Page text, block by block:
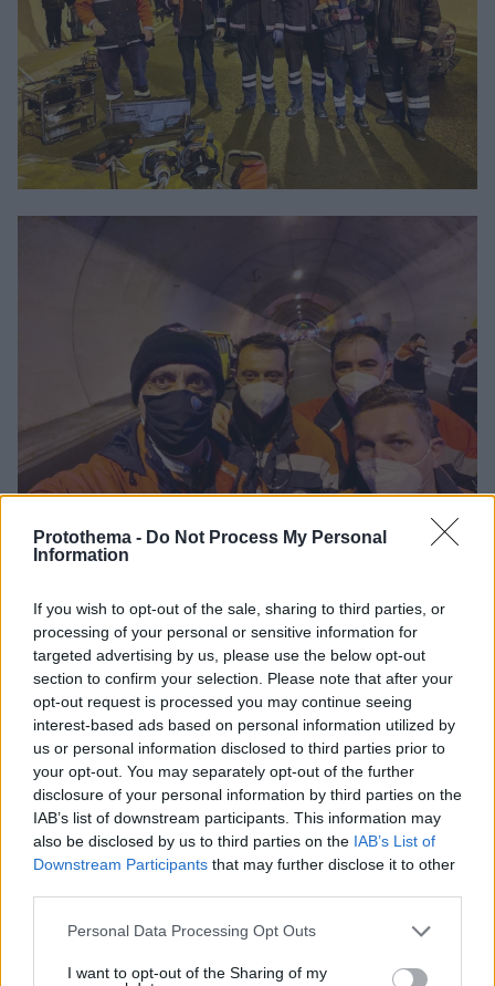
Protothema - Do Not Process My Personal
Information
If you wish to opt-out of the sale, sharing to third parties, or
processing of your personal or sensitive information for
targeted advertising by us, please use the below opt-out
section to confirm your selection. Please note that after your
opt-out request is processed you may continue seeing
interest-based ads based on personal information utilized by
us or personal information disclosed to third parties prior to
your opt-out. You may separately opt-out of the further
disclosure of your personal information by third parties on the
IAB’s list of downstream participants. This information may
also be disclosed by us to third parties on the IAB’s List of
Downstream Participants that may further disclose it to other
Please note that this website/app uses one or more Google
not limited to your visit or usage behaviour. You may click to
Personal Data Processing Opt Outs
I want to opt-out of the Sharing of my